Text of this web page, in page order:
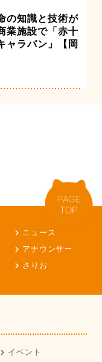
の知識と技術が
施設で「赤十
ャラバン」【岡
ニュース
アナウンサー
さりお
イベント